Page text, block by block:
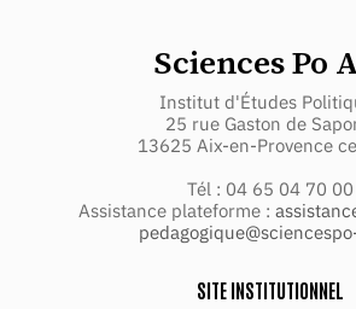
Sciences Po
Institut d'Études
25 rue Gaston de
13625 Aix-en-Provence
Tél : 04 65 04 70 00
Assistance plateforme :
SITE INSTITUTIONNEL